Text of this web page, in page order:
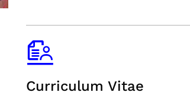
Curriculum Vitae